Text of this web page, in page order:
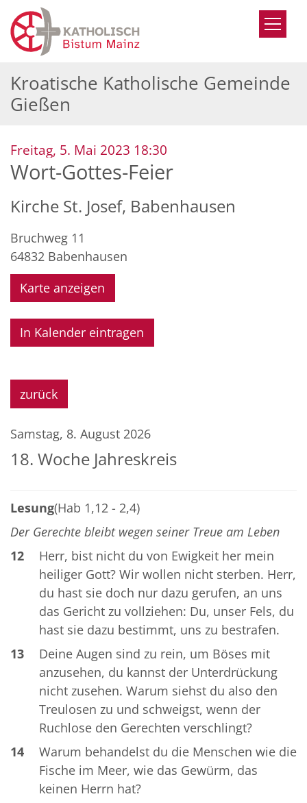
Zum Inhalt springen
Kroatische Katholische Gemeinde
Gießen
Freitag, 5. Mai 2023 18:30
Wort-Gottes-Feier
Kirche St. Josef, Babenhausen
Bruchweg 11
64832 Babenhausen
Karte anzeigen
In Kalender eintragen
zurück
Samstag, 8. August 2026
18. Woche Jahreskreis
Lesung(Hab 1,12 - 2,4)
Der Gerechte bleibt wegen seiner Treue am Leben
12
Herr, bist nicht du von Ewigkeit her mein
heiliger Gott? Wir wollen nicht sterben. Herr,
du hast sie doch nur dazu gerufen, an uns
das Gericht zu vollziehen: Du, unser Fels, du
hast sie dazu bestimmt, uns zu bestrafen.
13
Deine Augen sind zu rein, um Böses mit
anzusehen, du kannst der Unterdrückung
nicht zusehen. Warum siehst du also den
Treulosen zu und schweigst, wenn der
Ruchlose den Gerechten verschlingt?
14
Warum behandelst du die Menschen wie die
Fische im Meer, wie das Gewürm, das
keinen Herrn hat?